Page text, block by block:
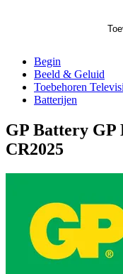
Begin
Beeld & Geluid
Toebehoren
Batterijen
GP Battery
CR2025